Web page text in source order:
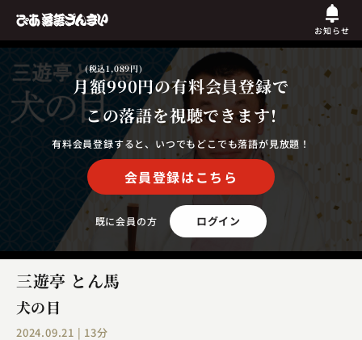
お知らせ
月額990円
(税込1,089円)
の有料会員登録で
この落語を視聴できます!
有料会員登録すると、いつでもどこでも落語が見放題！
会員登録はこちら
既に会員の方 ログイン
三遊亭 とん馬
犬の目
2024.09.21 | 13分